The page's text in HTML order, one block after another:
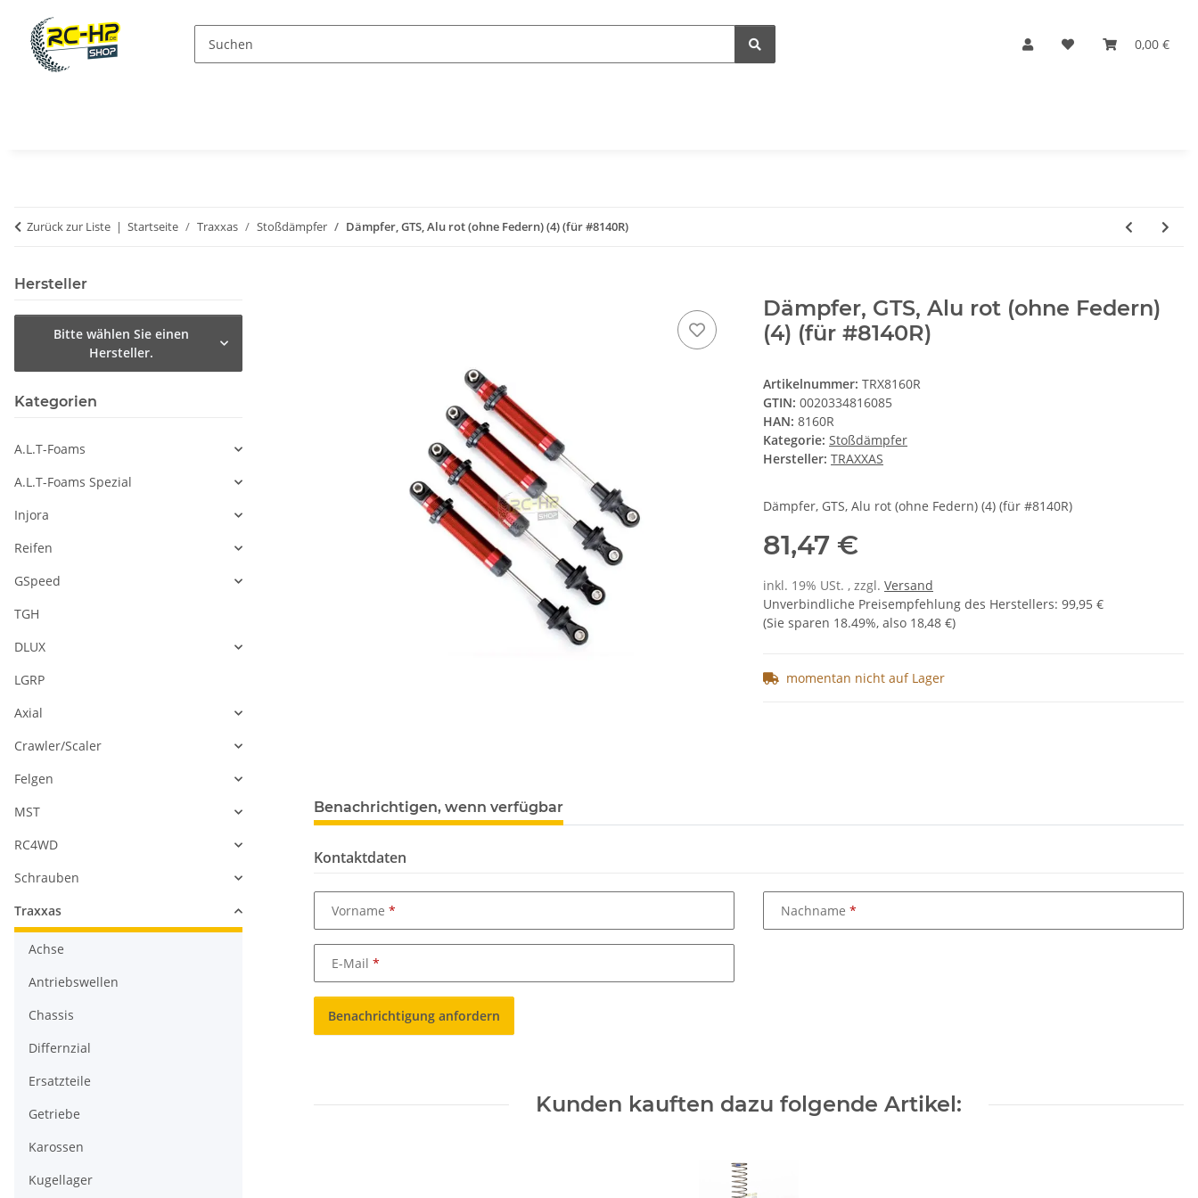
0,00 €
Zurück zur Liste Startseite Traxxas Stoßdämpfer Dämpfer, GTS, Alu rot (ohne Federn) (4) (für #8140R)
Dämpfer, GTS, Alu rot (ohne Federn)
(4) (für #8140R)
Artikelnummer: TRX8160R
GTIN: 0020334816085
HAN: 8160R
Kategorie: Stoßdämpfer
Hersteller: TRAXXAS
Dämpfer, GTS, Alu rot (ohne Federn) (4) (für #8140R)
81,47 €
inkl. 19% USt. , zzgl. Versand
Unverbindliche Preisempfehlung des Herstellers: 99,95 €
(Sie sparen 18.49%, also 18,48 €)
momentan nicht auf Lager
Benachrichtigen, wenn verfügbar
Kontaktdaten
Vorname Nachname
E-Mail
Benachrichtigung anfordern
Kunden kauften dazu folgende Artikel:
Hersteller
Bitte wählen Sie einen
Hersteller.
Kategorien
A.L.T-Foams
A.L.T-Foams Spezial
Injora
Reifen
GSpeed
TGH
DLUX
LGRP
Axial
Crawler/Scaler
Felgen
MST
RC4WD
Schrauben
Traxxas
Achse
Antriebswellen
Chassis
Differnzial
Ersatzteile
Getriebe
Karossen
Kugellager